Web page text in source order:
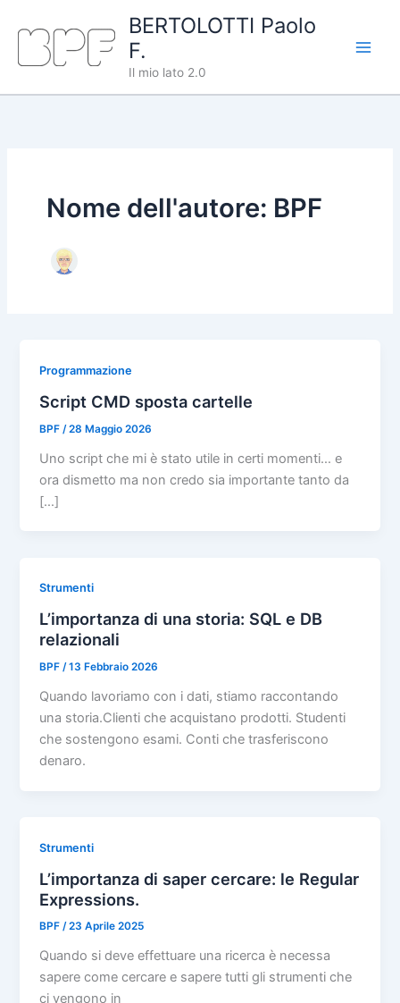
contenuto
BERTOLOTTI Paolo
F.
Il mio lato 2.0
Nome dell'autore: BPF
Programmazione
Script CMD sposta cartelle
BPF /28 Maggio 2026
Uno script che mi è stato utile in certi momenti… e
ora dismetto ma non credo sia importante tanto da
[…]
Strumenti
L’importanza di una storia: SQL e DB
relazionali
BPF/13 Febbraio 2026
Quando lavoriamo con i dati, stiamo raccontando
una storia.Clienti che acquistano prodotti. Studenti
che sostengono esami. Conti che trasferiscono
denaro.
Strumenti
L’importanza di saper cercare: le Regular
Expressions.
BPF/23 Aprile 2025
Quando si deve effettuare una ricerca è necessa
sapere come cercare e sapere tutti gli strumenti che
ci vengono in